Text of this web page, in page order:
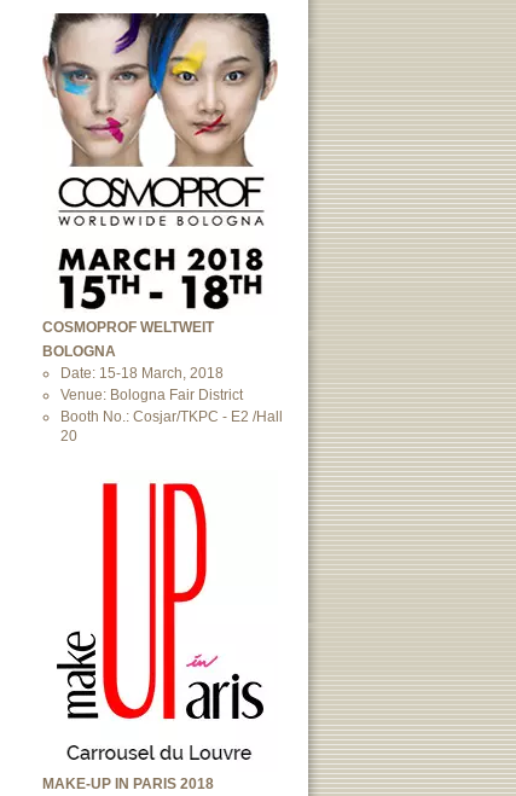
COSMOPROF WELTWEIT
BOLOGNA
Date: 15-18 March, 2018
Venue: Bologna Fair District
Booth No.: Cosjar/TKPC - E2 /Hall
20
MAKE-UP IN PARIS 2018